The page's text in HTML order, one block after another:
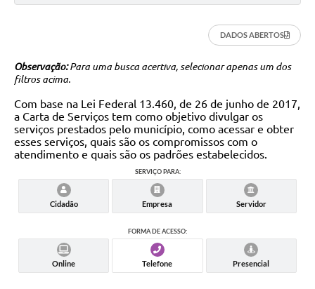
DADOS ABERTOS
Observação:Para uma busca acertiva, selecionar apenas um dos
filtros acima.
Com base na Lei Federal 13.460, de 26 de junho de 2017,
a Carta de Serviços tem como objetivo divulgar os
serviços prestados pelo município, como acessar e obter
esses serviços, quais são os compromissos com o
atendimento e quais são os padrões estabelecidos.
SERVIÇO PARA:
Cidadão Empresa Servidor
FORMA DE ACESSO:
Online Telefone Presencial